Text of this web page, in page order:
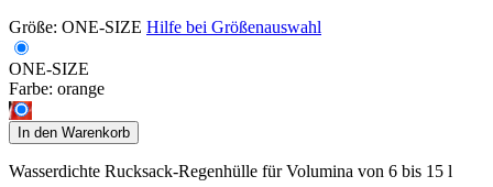
Größe: ONE-SIZE Hilfe bei Größenauswahl
ONE-SIZE
Farbe: orange
In den Warenkorb
Wasserdichte Rucksack-Regenhülle für Volumina von 6 bis 15 l